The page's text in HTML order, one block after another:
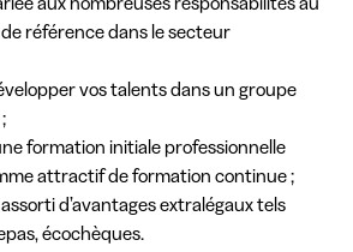
référence dans le secteur
vos talents dans un groupe
formation initiale professionnelle
attractif de formation continue ;
d’avantages extralégaux tels
écochèques.